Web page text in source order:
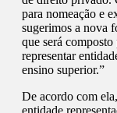
para nomeação e
sugerimos a nova
que será composto
representar
ensino superior.”
De acordo com